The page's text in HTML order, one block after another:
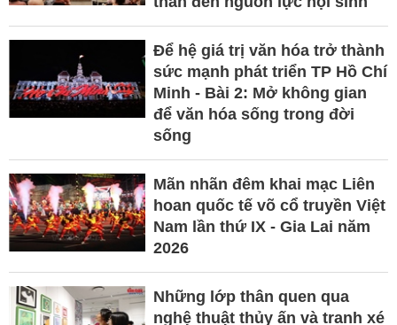
Để hệ giá trị văn hóa trở thành
sức mạnh phát triển TP Hồ Chí
Minh - Bài 2: Mở không gian
để văn hóa sống trong đời
sống
Mãn nhãn đêm khai mạc Liên
hoan quốc tế võ cổ truyền Việt
Nam lần thứ IX - Gia Lai năm
2026
Những lớp thân quen qua
nghệ thuật thủy ấn và tranh xé